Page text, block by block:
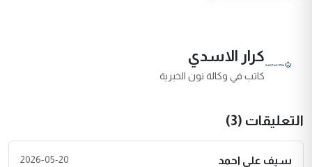
كرار الاسدي
كاتب في وكالة نون الخبرية
التعليقات (3)
سيف علي احمد 2026-05-20